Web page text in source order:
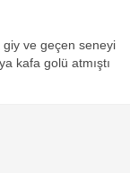
ve geçen seneyi
kafa golü atmıştı